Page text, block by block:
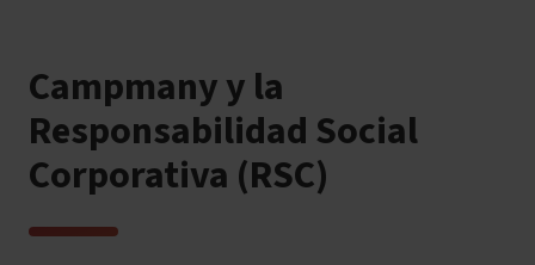
Campmany y la
Responsabilidad Social
Corporativa (RSC)